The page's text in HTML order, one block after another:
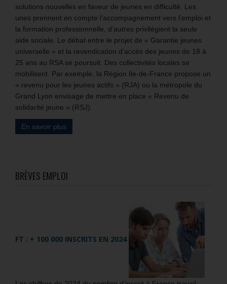
solutions nouvelles en faveur de jeunes en difficulté. Les
unes prennent en compte l’accompagnement vers l’emploi et
la formation professionnelle, d’autres privilégient la seule
aide sociale. Le débat entre le projet de « Garantie jeunes
universelle » et la revendication d’accès des jeunes de 18 à
25 ans au RSA se poursuit. Des collectivités locales se
mobilisent. Par exemple, la Région Ile-de-France propose un
« revenu pour les jeunes actifs » (RJA) ou la métropole du
Grand Lyon envisage de mettre en place « Revenu de
solidarité jeune » (RSJ).
En savoir plus
BRÈVES EMPLOI
FT : + 100 000 INSCRITS EN 2024